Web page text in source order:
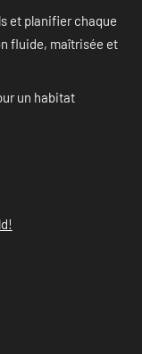
et planifier chaque
fluide, maîtrisée et
un habitat